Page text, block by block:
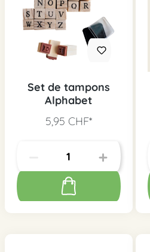
Set de tampons
Alphabet
5,95 CHF*